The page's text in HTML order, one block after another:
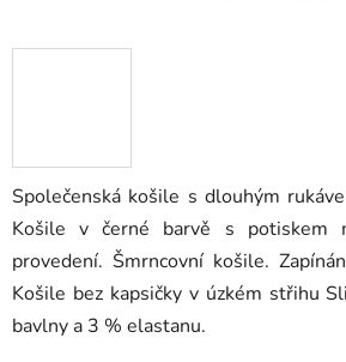
Společenská košile s dlouhým
Košile v černé barvě s potiskem
provedení. Šmrncovní košile.
Košile bez kapsičky v úzkém střihu
bavlny a 3 % elastanu.